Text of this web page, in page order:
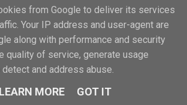
il modo più gradevole di ignorare la
, ibidem
tutta l'arte, è la confessione che
from Google to deliver its services
Your IP address and user-agent are
along with performance and security
quality of service, generate usage
and address abuse.
LEARN MORE GOT IT